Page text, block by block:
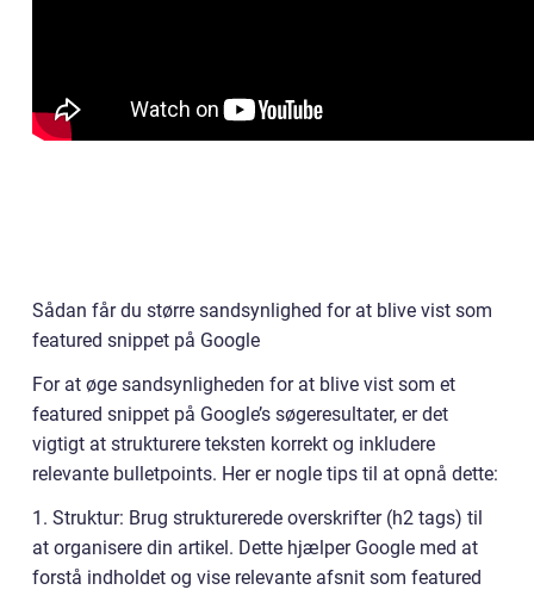
Sådan får du større sandsynlighed for at blive vist som
featured snippet på Google
For at øge sandsynligheden for at blive vist som et
featured snippet på Google’s søgeresultater, er det
vigtigt at strukturere teksten korrekt og inkludere
relevante bulletpoints. Her er nogle tips til at opnå dette:
1. Struktur: Brug strukturerede overskrifter (h2 tags) til
at organisere din artikel. Dette hjælper Google med at
forstå indholdet og vise relevante afsnit som featured